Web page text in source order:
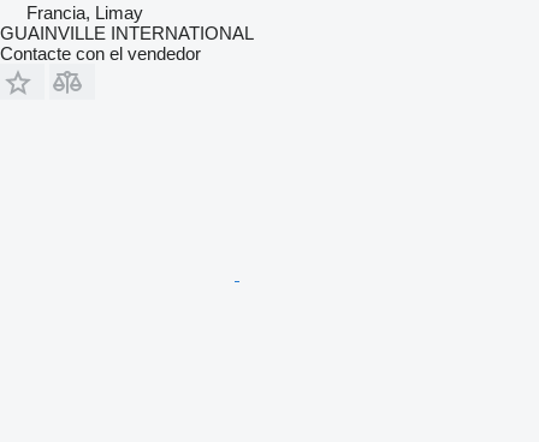
Francia, Limay
GUAINVILLE INTERNATIONAL
Contacte con el vendedor